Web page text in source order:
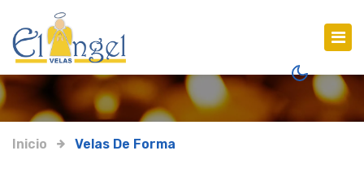
Inicio Velas De Forma